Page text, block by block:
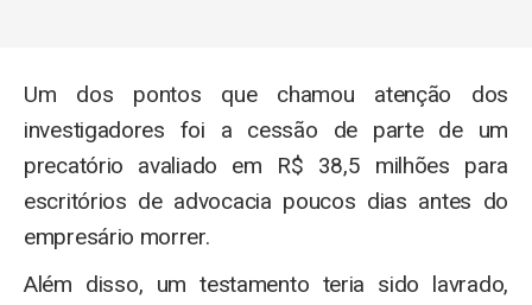
Um dos pontos que chamou atenção dos
investigadores foi a cessão de parte de um
precatório avaliado em R$ 38,5 milhões para
escritórios de advocacia poucos dias antes do
empresário morrer.
Além disso, um testamento teria sido lavrado,